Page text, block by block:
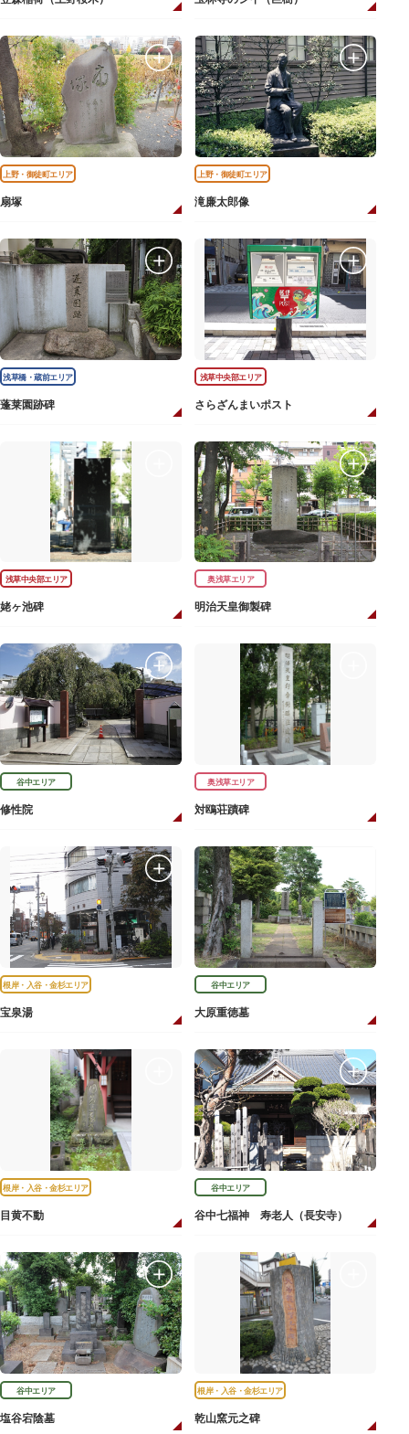
上野・御徒町エリア
扇塚
上野・御徒町エリア
滝廉太郎像
浅草橋・蔵前エリア
蓬莱園跡碑
浅草中央部エリア
さらざんまいポスト
浅草中央部エリア
姥ヶ池碑
奥浅草エリア
明治天皇御製碑
谷中エリア
修性院
奥浅草エリア
対鴎荘蹟碑
根岸・入谷・金杉エリア
宝泉湯
谷中エリア
大原重徳墓
根岸・入谷・金杉エリア
目黄不動
谷中エリア
谷中七福神 寿老人（長安寺）
谷中エリア
塩谷宕陰墓
根岸・入谷・金杉エリア
乾山窯元之碑